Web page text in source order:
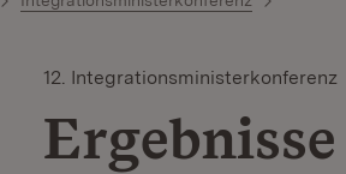
12. Integrationsministerkonferenz